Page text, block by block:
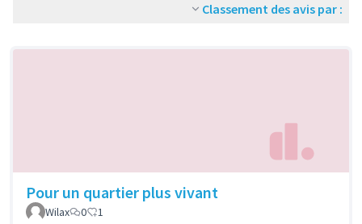
Classement des avis par :
Pour un quartier plus vivant
Wilax 0 1